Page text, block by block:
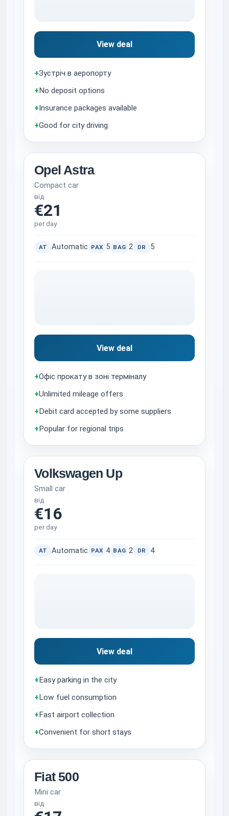
View deal
+Зустріч в аеропорту
+No deposit options
+Insurance packages available
+Good for city driving
Opel Astra
Compact car
від
€21
per day
AT Automatic PAX 5 BAG 2 DR 5
View deal
+Офіс прокату в зоні терміналу
+Unlimited mileage offers
+Debit card accepted by some suppliers
+Popular for regional trips
Volkswagen Up
Small car
від
€16
per day
AT Automatic PAX 4 BAG 2 DR 4
View deal
+ Easy parking in the city
+ Low fuel consumption
+ Fast airport collection
+Convenient for short stays
Fiat 500
Mini car
від